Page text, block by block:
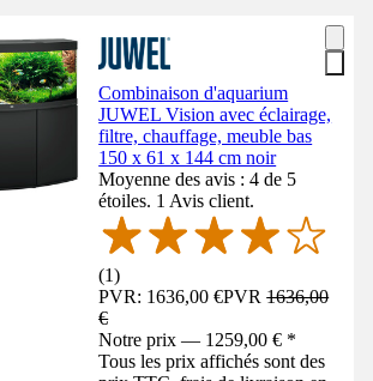
Combinaison d'aquarium
JUWEL Vision avec éclairage,
filtre, chauffage, meuble bas
150 x 61 x 144 cm noir
Moyenne des avis : 4 de 5
étoiles. 1 Avis client.
(1)
PVR: 1636,00 €PVR1636,00
€
Notre prix — 1259,00 € *
Tous les prix affichés sont des